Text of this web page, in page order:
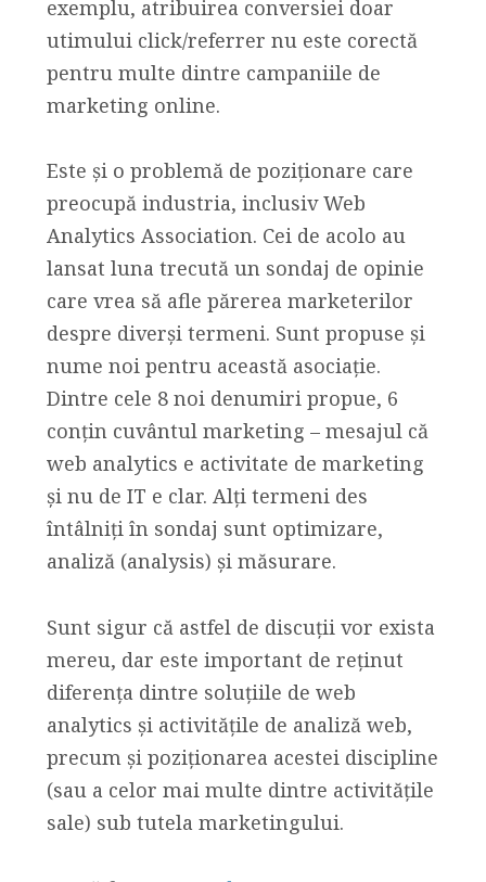
exemplu, atribuirea conversiei doar
utimului click/referrer nu este corectă
pentru multe dintre campaniile de
marketing online.
Este și o problemă de poziționare care
preocupă industria, inclusiv Web
Analytics Association. Cei de acolo au
lansat luna trecută un sondaj de opinie
care vrea să afle părerea marketerilor
despre diverși termeni. Sunt propuse și
nume noi pentru această asociație.
Dintre cele 8 noi denumiri propue, 6
conțin cuvântul marketing – mesajul că
web analytics e activitate de marketing
și nu de IT e clar. Alți termeni des
întâlniți în sondaj sunt optimizare,
analiză (analysis) și măsurare.
Sunt sigur că astfel de discuții vor exista
mereu, dar este important de reținut
diferența dintre soluțiile de web
analytics și activitățile de analiză web,
precum și poziționarea acestei discipline
(sau a celor mai multe dintre activitățile
sale) sub tutela marketingului.